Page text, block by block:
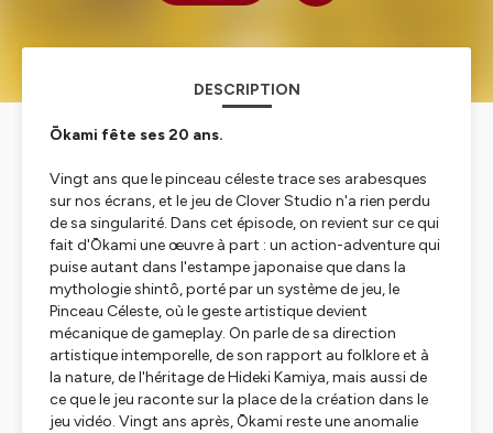
DESCRIPTION
Ōkami fête ses 20 ans.
Vingt ans que le pinceau céleste trace ses arabesques
sur nos écrans, et le jeu de Clover Studio n'a rien perdu
de sa singularité. Dans cet épisode, on revient sur ce qui
fait d'Ōkami une œuvre à part : un action-adventure qui
puise autant dans l'estampe japonaise que dans la
mythologie shintô, porté par un système de jeu, le
Pinceau Céleste, où le geste artistique devient
mécanique de gameplay. On parle de sa direction
artistique intemporelle, de son rapport au folklore et à
la nature, de l'héritage de Hideki Kamiya, mais aussi de
ce que le jeu raconte sur la place de la création dans le
jeu vidéo. Vingt ans après, Ōkami reste une anomalie